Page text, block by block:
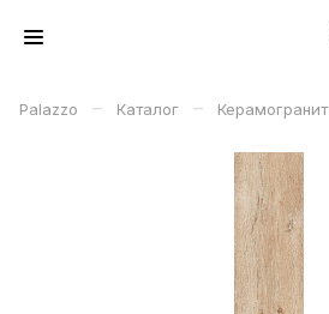
Palazzo – Каталог – Керамогранит